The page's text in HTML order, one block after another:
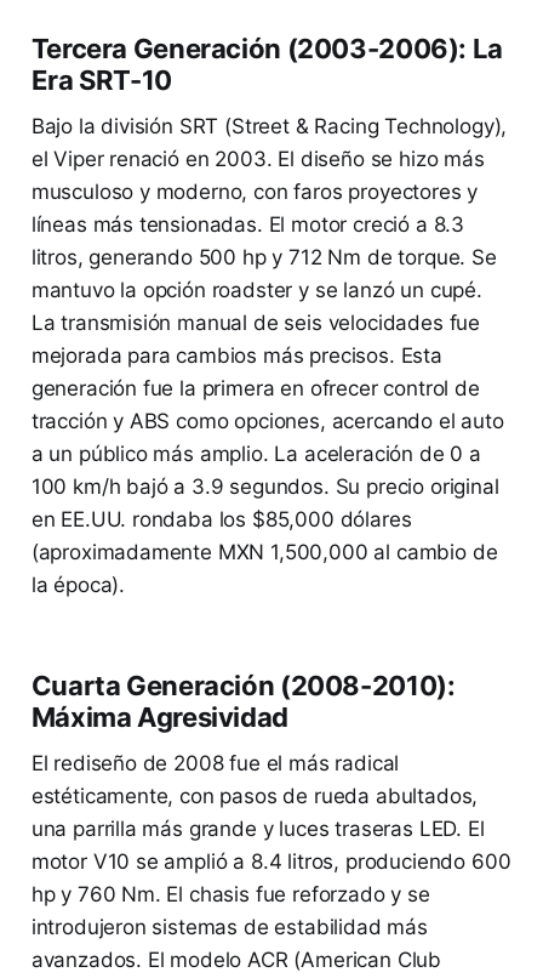
Tercera Generación (2003-2006): La
Era SRT-10
Bajo la división SRT (Street & Racing Technology),
el Viper renació en 2003. El diseño se hizo más
musculoso y moderno, con faros proyectores y
líneas más tensionadas. El motor creció a 8.3
litros, generando 500 hp y 712 Nm de torque. Se
mantuvo la opción roadster y se lanzó un cupé.
La transmisión manual de seis velocidades fue
mejorada para cambios más precisos. Esta
generación fue la primera en ofrecer control de
tracción y ABS como opciones, acercando el auto
a un público más amplio. La aceleración de 0 a
100 km/h bajó a 3.9 segundos. Su precio original
en EE.UU. rondaba los $85,000 dólares
(aproximadamente MXN 1,500,000 al cambio de
la época).
Cuarta Generación (2008-2010):
Máxima Agresividad
El rediseño de 2008 fue el más radical
estéticamente, con pasos de rueda abultados,
una parrilla más grande y luces traseras LED. El
motor V10 se amplió a 8.4 litros, produciendo 600
hp y 760 Nm. El chasis fue reforzado y se
introdujeron sistemas de estabilidad más
avanzados. El modelo ACR (American Club